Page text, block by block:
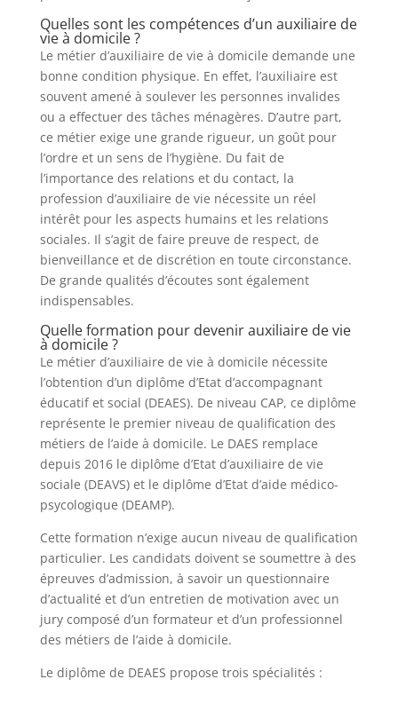
Quelles sont les compétences d’un auxiliaire de
vie à domicile ?
Le métier d’auxiliaire de vie à domicile demande une
bonne condition physique. En effet, l’auxiliaire est
souvent amené à soulever les personnes invalides
ou a effectuer des tâches ménagères. D’autre part,
ce métier exige une grande rigueur, un goût pour
l’ordre et un sens de l’hygiène. Du fait de
l’importance des relations et du contact, la
profession d’auxiliaire de vie nécessite un réel
intérêt pour les aspects humains et les relations
sociales. Il s’agit de faire preuve de respect, de
bienveillance et de discrétion en toute circonstance.
De grande qualités d’écoutes sont également
indispensables.
Quelle formation pour devenir auxiliaire de vie
à domicile ?
Le métier d’auxiliaire de vie à domicile nécessite
l’obtention d’un diplôme d’Etat d’accompagnant
éducatif et social (DEAES). De niveau CAP, ce diplôme
représente le premier niveau de qualification des
métiers de l’aide à domicile. Le DAES remplace
depuis 2016 le diplôme d’Etat d’auxiliaire de vie
sociale (DEAVS) et le diplôme d’Etat d’aide médico-
psycologique (DEAMP).
Cette formation n’exige aucun niveau de qualification
particulier. Les candidats doivent se soumettre à des
épreuves d’admission, à savoir un questionnaire
d’actualité et d’un entretien de motivation avec un
jury composé d’un formateur et d’un professionnel
des métiers de l’aide à domicile.
Le diplôme de DEAES propose trois spécialités :